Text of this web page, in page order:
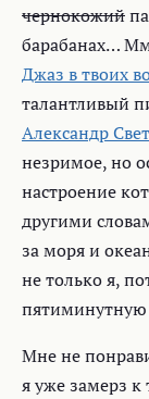
чернокожий
барабанах…
Джаз в твоих
талантливый
Александр
незримое, но
настроение
другими
за моря и
не только я,
пятиминутную
Мне не
я уже замерз к